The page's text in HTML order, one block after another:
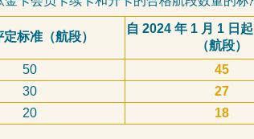
标准（航段）
自 2024 年 1 月 1 日
（航段）
50
45
30
27
20 18